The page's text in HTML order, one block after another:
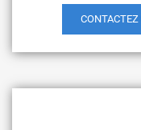
CONTACTEZ